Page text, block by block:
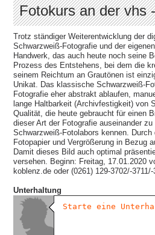
Fotokurs an der vhs
Trotz ständiger Weiterentwicklung der
Schwarzweiß-Fotografie und der
Handwerk, das auch heute noch seine
Prozess des Entstehens, bei dem die
seinem Reichtum an Grautönen ist
Unikat. Das klassische Schwarzweiß-
Fotografie eher abstrakt ablaufen,
lange Haltbarkeit (Archivfestigkeit) von
Qualität, die heute gebraucht für einen
dieser Art der Fotografie auseinander
Schwarzweiß-Fotolabors kennen.
Fotopapier und Vergrößerung in Bezug
Damit dieses Bild auch optimal
versehen. Beginn: Freitag, 17.01.2020
koblenz.de oder (0261) 129-3702/-
Unterhaltung